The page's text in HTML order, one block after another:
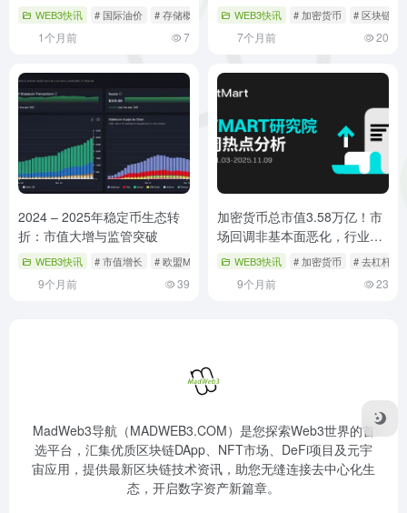
WEB3快讯 # 国际油价 # 存储概念股 # 科技股
1个月前 7
WEB3快讯 # 加密货币 # 区块链技
7个月前 20
2024 – 2025年稳定币生态转
折：市值大增与监管突破
WEB3快讯 # 市值增长 # 欧盟MiCA法规 # 监管突破
9个月前 39
加密货币总市值3.58万亿！市
场回调非基本面恶化，行业稳
健发展新机遇
WEB3快讯 # 加密货币 # 去杠杆
9个月前 23
MadWeb3导航（MADWEB3.COM）是您探索Web3世界的首
选平台，汇集优质区块链DApp、NFT市场、DeFi项目及元宇
宙应用，提供最新区块链技术资讯，助您无缝连接去中心化生
态，开启数字资产新篇章。